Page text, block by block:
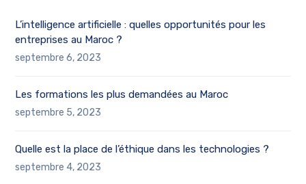
L’intelligence artificielle : quelles opportunités pour les
entreprises au Maroc ?
septembre 6, 2023
Les formations les plus demandées au Maroc
septembre 5, 2023
Quelle est la place de l’éthique dans les technologies ?
septembre 4, 2023